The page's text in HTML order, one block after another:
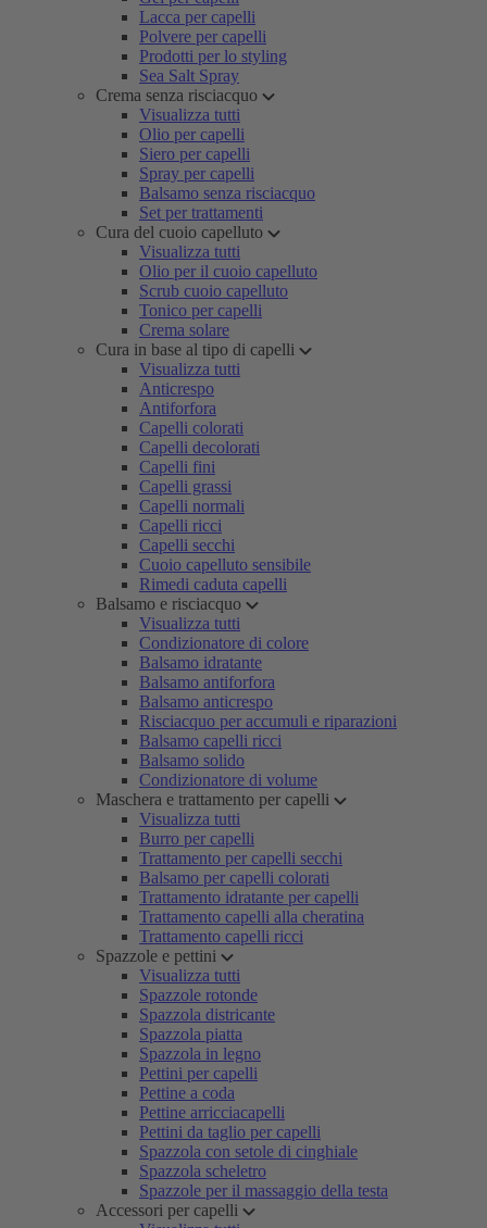
Lacca per capelli
Polvere per capelli
Prodotti per lo styling
Sea Salt Spray
Crema senza risciacquo
Visualizza tutti
Olio per capelli
Siero per capelli
Spray per capelli
Balsamo senza risciacquo
Set per trattamenti
Cura del cuoio capelluto
Visualizza tutti
Olio per il cuoio capelluto
Scrub cuoio capelluto
Tonico per capelli
Crema solare
Cura in base al tipo di capelli
Visualizza tutti
Anticrespo
Antiforfora
Capelli colorati
Capelli decolorati
Capelli fini
Capelli grassi
Capelli normali
Capelli ricci
Capelli secchi
Cuoio capelluto sensibile
Rimedi caduta capelli
Balsamo e risciacquo
Visualizza tutti
Condizionatore di colore
Balsamo idratante
Balsamo antiforfora
Balsamo anticrespo
Risciacquo per accumuli e riparazioni
Balsamo capelli ricci
Balsamo solido
Condizionatore di volume
Maschera e trattamento per capelli
Visualizza tutti
Burro per capelli
Trattamento per capelli secchi
Balsamo per capelli colorati
Trattamento idratante per capelli
Trattamento capelli alla cheratina
Trattamento capelli ricci
Spazzole e pettini
Visualizza tutti
Spazzole rotonde
Spazzola districante
Spazzola piatta
Spazzola in legno
Pettini per capelli
Pettine a coda
Pettine arricciacapelli
Pettini da taglio per capelli
Spazzola con setole di cinghiale
Spazzola scheletro
Spazzole per il massaggio della testa
Accessori per capelli